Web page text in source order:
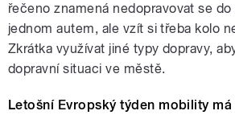
řečeno znamená nedopravovat se
jednom autem, ale vzít si třeba kolo
Zkrátka využívat jiné typy dopravy,
dopravní situaci ve městě.
Letošní Evropský týden mobility